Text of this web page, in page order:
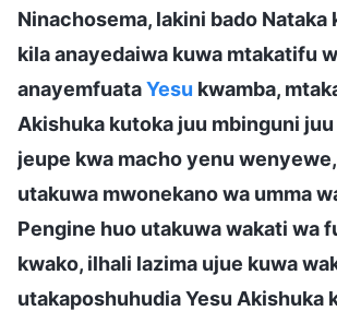
Ninachosema, lakini bado Nataka
kila anayedaiwa kuwa mtakatifu
anayemfuataYesu kwamba,
Akishuka kutoka juu mbinguni
jeupe kwa macho yenu
utakuwa mwonekano wa umma
Pengine huo utakuwa wakati wa
kwako, ilhali lazima ujue kuwa
utakaposhuhudia Yesu Akishuka